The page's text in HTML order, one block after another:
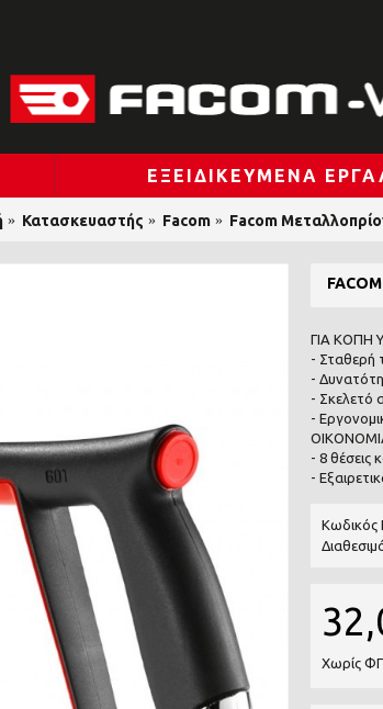
ΕΞΕΙΔΙΚΕΥΜΈΝΑ
Κατασκευαστής Facom Facom
ΓΙΑ ΚΟΠΗ
- Σταθερή
-
- Σκελετό
-
- 8 θέσεις
-
Κωδικός
Χωρίς